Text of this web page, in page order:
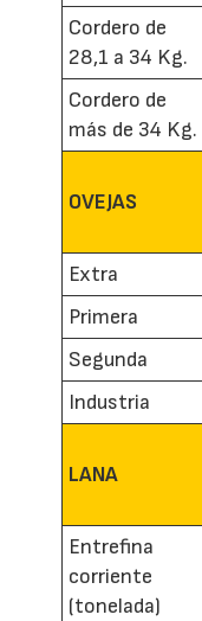
Cordero de
28,1 a 34 Kg.
Cordero de
más de 34 Kg.
OVEJAS
Extra
Primera
Segunda
Industria
LANA
Entrefina
corriente
(tonelada)